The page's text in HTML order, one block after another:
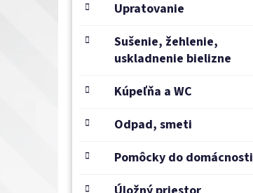
Upratovanie
Sušenie, žehlenie,
uskladnenie bielizne
Kúpeľňa a WC
Odpad, smeti
Pomôcky do domácnosti